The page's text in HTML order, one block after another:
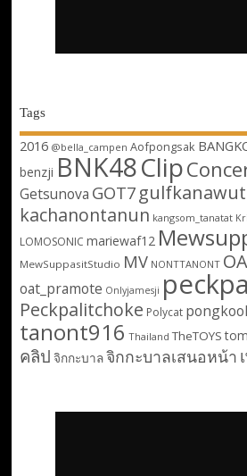
Tags
2016 @bella_campen Aofpongsak
benzji BNK48Clip
Getsunova GOT7 gulfkanawut
kachanontanun kangsom_tanatat
LOMOSONIC mariewaf12
MewSuppasitStudio MV NONTTANONT
oat_pramote Onlyjamesji
Peckpalitchoke Polycat pongkool
tanont916 Thailand TheTOYS
คลิป จิกกะบาลจิกกะบาลเสนอหน้า